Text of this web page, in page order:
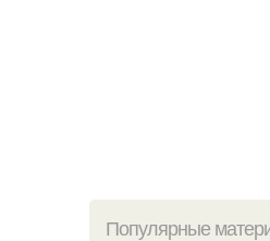
Популярные